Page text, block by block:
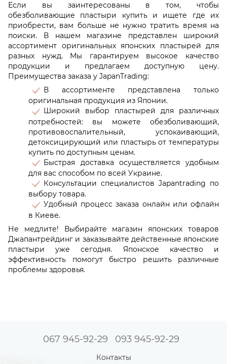
Если вы заинтересованы в том, чтобы
обезболивающие пластыри купить и ищете где их
приобрести, вам больше не нужно тратить время на
поиски. В нашем магазине представлен широкий
ассортимент оригинальных японских пластырей для
разных нужд. Мы гарантируем высокое качество
продукции и предлагаем доступную цену.
Преимущества заказа у JapanTrading:
В ассортименте представлена только
оригинальная продукция из Японии.
Широкий выбор пластырей для различных
потребностей: вы можете обезболивающий,
противовоспалительный, успокаивающий,
детоксицирующий или пластырь от температуры
купить по доступным ценам.
Быстрая доставка осуществляется удобным
для вас способом по всей Украине.
Консультации специалистов Japantrading по
выбору товара.
Удобный процесс заказа онлайн или офлайн
в Киеве.
Не медлите! Выбирайте магазин японских товаров
Джапантрейдинг и заказывайте действенные японские
пластыри уже сегодня. Японское качество и
эффективность помогут быстро решить различные
проблемы здоровья.
067 945-92-29 093 945-92-29
Контакты